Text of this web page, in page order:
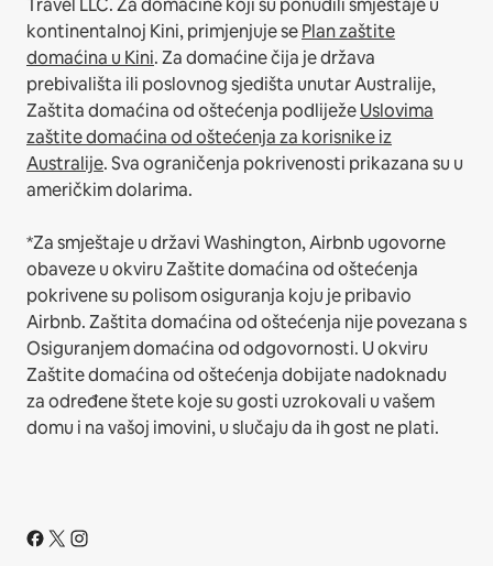
Travel LLC.Za domaćine koji su ponudili smještaje u
kontinentalnoj Kini, primjenjuje sePlan zaštite
domaćina u Kini.Za domaćine čija je država
prebivališta ili poslovnog sjedišta unutar Australije,
Zaštita domaćina od oštećenja podliježeUslovima
zaštite domaćina od oštećenja za korisnike iz
Australije. Sva ograničenja pokrivenosti prikazana su u
američkim dolarima.
*Za smještaje u državi Washington, Airbnb ugovorne
obaveze u okviru Zaštite domaćina od oštećenja
pokrivene su polisom osiguranja koju je pribavio
Airbnb. Zaštita domaćina od oštećenja nije povezana s
Osiguranjem domaćina od odgovornosti. U okviru
Zaštite domaćina od oštećenja dobijate nadoknadu
za određene štete koje su gosti uzrokovali u vašem
domu i na vašoj imovini, u slučaju da ih gost ne plati.